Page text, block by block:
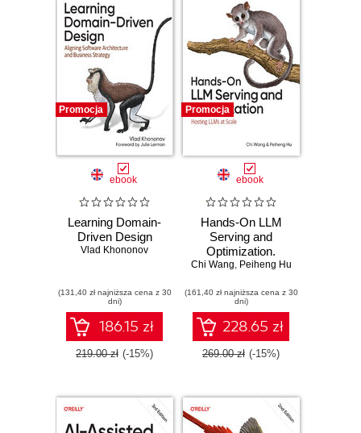
Promocja
ebook
Learning Domain-
Driven Design
Vlad Khononov
(131,40 zł najniższa cena z 30
dni)
186.15 zł
219.00 zł (-15%)
Promocja
ebook
Hands-On LLM
Serving and
Optimization.
Hosting LLMs at
Chi Wang, Peiheng Hu
(161,40 zł najniższa cena z 30
dni)
228.65 zł
269.00 zł (-15%)